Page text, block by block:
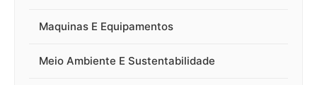
Maquinas E Equipamentos
Meio Ambiente E Sustentabilidade